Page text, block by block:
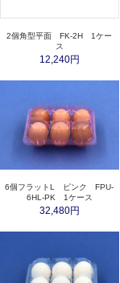
2個角型平面 FK-2H 1ケー
ス
12,240円
6個フラットL ピンク FPU-
6HL-PK 1ケース
32,480円